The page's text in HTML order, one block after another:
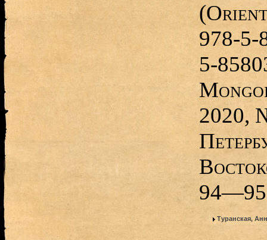
978-5-
5-
2020,
Туранская,